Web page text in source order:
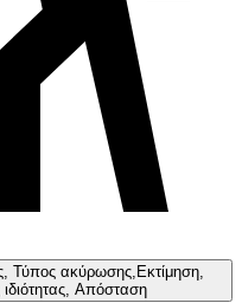
Τύπος ακύρωσης,Εκτίμηση,
Απόσταση